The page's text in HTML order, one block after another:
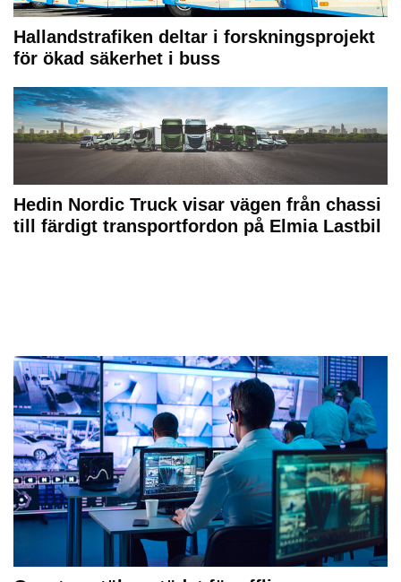
Hallandstrafiken deltar i forskningsprojekt
för ökad säkerhet i buss
Hedin Nordic Truck visar vägen från chassi
till färdigt transportfordon på Elmia Lastbil